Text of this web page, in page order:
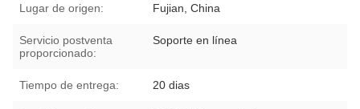
Lugar de origen: Fujian, China
Servicio postventa
proporcionado:
Soporte en línea
Tiempo de entrega: 20 dias